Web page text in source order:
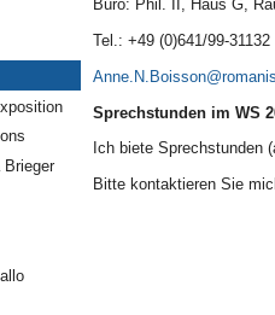
Büro: Phil. II, Haus G,
Tel.: +49 (0)641/99-31132
Anne.N.Boisson
Sprechstunden im WS
Ich biete Sprechstunden
Bitte kontaktieren Sie
Brieger